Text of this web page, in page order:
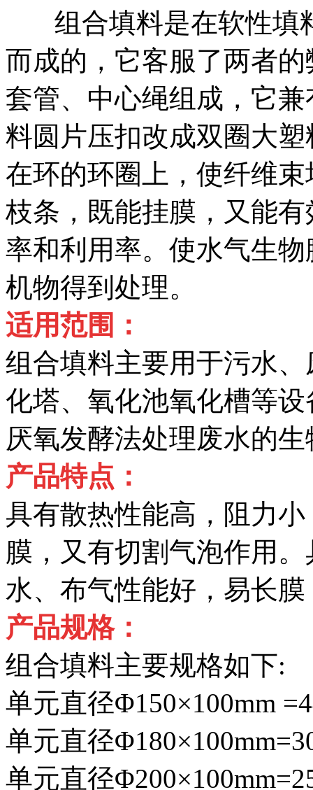
组合填料是在软性填
而成的，它客服了两者
套管、中心绳组成，它
料圆片压扣改成双圈大
在环的环圈上，使纤维
枝条，既能挂膜，又能
率和利用率。使水气生
机物得到处理。
适用范围：
组合填料主要用于污水
化塔、氧化池氧化槽等
厌氧发酵法处理废水的
产品特点：
具有散热性能高，阻力
膜，又有切割气泡作用
水、布气性能好，易长
产品规格：
组合填料主要规格如下:
单元直径Φ150×100mm
单元直径
单元直径